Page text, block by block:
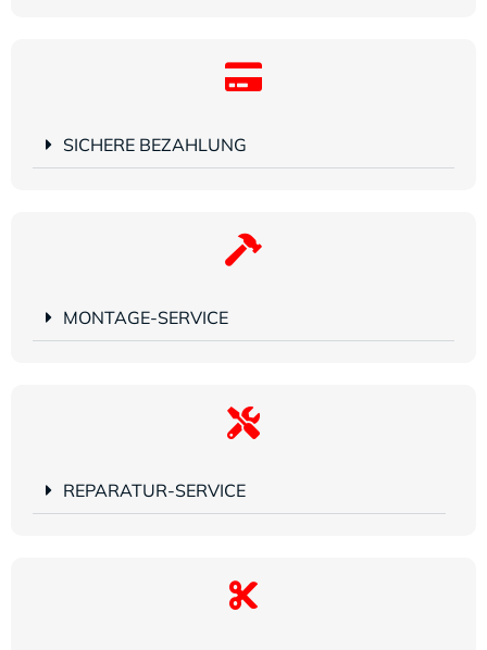
SICHERE BEZAHLUNG
MONTAGE-SERVICE
REPARATUR-SERVICE